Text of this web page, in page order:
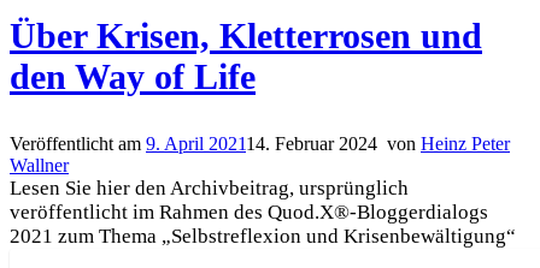
Über Krisen, Kletterrosen und
den Way of Life
Veröffentlicht am 9. April 202114. Februar 2024 von Heinz Peter
Wallner
Lesen Sie hier den Archivbeitrag, ursprünglich
veröffentlicht im Rahmen des Quod.X®-Bloggerdialogs
2021 zum Thema „Selbstreflexion und Krisenbewältigung“